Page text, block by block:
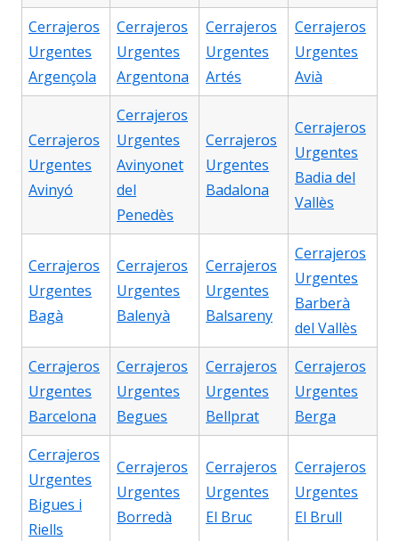
Cerrajeros
Urgentes
Argençola
Cerrajeros
Urgentes
Argentona
Cerrajeros
Urgentes
Artés
Cerrajeros
Urgentes
Avià
Cerrajeros
Urgentes
Avinyó
Cerrajeros
Urgentes
Avinyonet
del
Penedès
Cerrajeros
Urgentes
Badalona
Cerrajeros
Urgentes
Badia del
Vallès
Cerrajeros
Urgentes
Bagà
Cerrajeros
Urgentes
Balenyà
Cerrajeros
Urgentes
Balsareny
Cerrajeros
Urgentes
Barberà
del Vallès
Cerrajeros
Urgentes
Barcelona
Cerrajeros
Urgentes
Begues
Cerrajeros
Urgentes
Bellprat
Cerrajeros
Urgentes
Berga
Cerrajeros
Urgentes
Bigues i
Riells
Cerrajeros
Urgentes
Borredà
Cerrajeros
Urgentes
El Bruc
Cerrajeros
Urgentes
El Brull